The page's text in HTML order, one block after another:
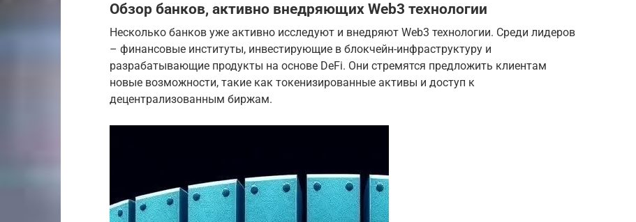
Обзор банков, активно внедряющих Web3 технологии
Несколько банков уже активно исследуют и внедряют Web3 технологии. Среди лидеров
– финансовые институты, инвестирующие в блокчейн-инфраструктуру и
разрабатывающие продукты на основе DeFi. Они стремятся предложить клиентам
новые возможности, такие как токенизированные активы и доступ к
децентрализованным биржам.